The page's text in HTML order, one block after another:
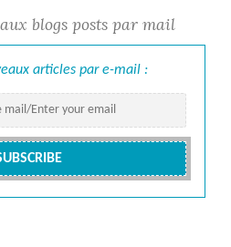
blogs posts par mail
articles par e-mail :